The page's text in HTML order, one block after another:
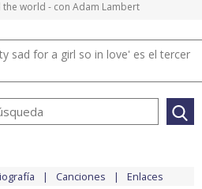
the world - con Adam Lambert
sad for a girl so in love' es el tercer
Canciones Enlaces